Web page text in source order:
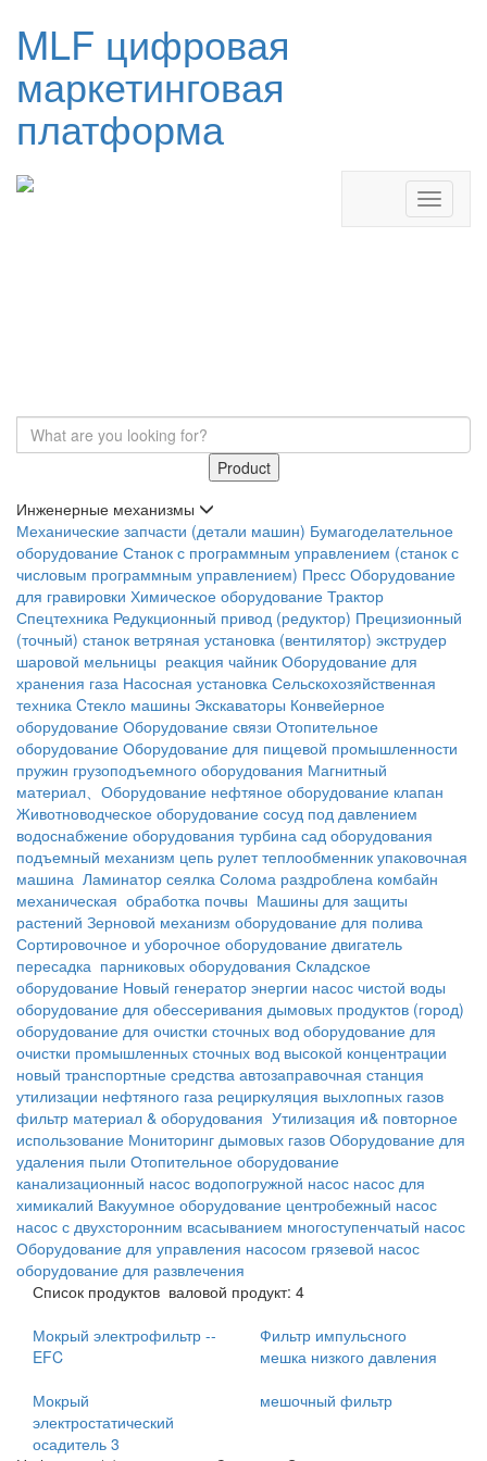
MLF цифровая
маркетинговая
платформа
Product
Инженерные механизмы
Механические запчасти (детали машин) Бумагоделательное
оборудование Станок с программным управлением (станок с
числовым программным управлением) Пресс Оборудование
для гравировки Химическое оборудование Трактор
Спецтехника Редукционный привод (редуктор) Прецизионный
(точный) станок ветряная установка (вентилятор) экструдер
шаровой мельницы реакция чайник Оборудование для
хранения газа Насосная установка Сельскохозяйственная
техника Cтекло машины Экскаваторы Конвейерное
оборудование Оборудование связи Отопительное
оборудование Оборудование для пищевой промышленности
пружин грузоподъемного оборудования Магнитный
материал、Оборудование нефтяное оборудование клапан
Животноводческое оборудование сосуд под давлением
водоснабжение оборудования турбина сад оборудования
подъемный механизм цепь рулет теплообменник упаковочная
машина Ламинатор сеялка Солома раздроблена комбайн
механическая обработка почвы Машины для защиты
растений Зерновой механизм оборудование для полива
Сортировочное и уборочное оборудование двигатель
пересадка парниковых оборудования Складское
оборудование Новый генератор энергии насос чистой воды
оборудование для обессеривания дымовых продуктов (город)
оборудование для очистки сточных вод оборудование для
очистки промышленных сточных вод высокой концентрации
новый транспортные средства автозаправочная станция
утилизации нефтяного газа рециркуляция выхлопных газов
фильтр материал & оборудования Утилизация и& повторное
использование Мониторинг дымовых газов Оборудование для
удаления пыли Отопительное оборудование
канализационный насос водопогружной насос насос для
химикалий Вакуумное оборудование центробежный насос
насос с двухсторонним всасыванием многоступенчатый насос
Оборудование для управления насосом грязевой насос
оборудование для развлечения
Список продуктов валовой продукт: 4
Мокрый электрофильтр --
EFC
Фильтр импульсного
мешка низкого давления
Мокрый
электростатический
осадитель 3
мешочный фильтр